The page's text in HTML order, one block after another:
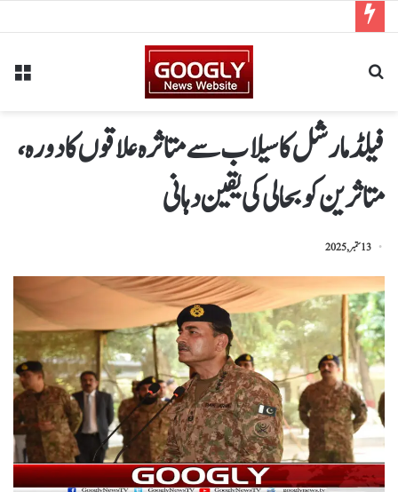
فیلڈ مارشل کا سیلاب سے متاثرہ علاقوں کا دورہ،
متاثرین کو بحالی کی یقین دہانی
13 ستمبر, 2025